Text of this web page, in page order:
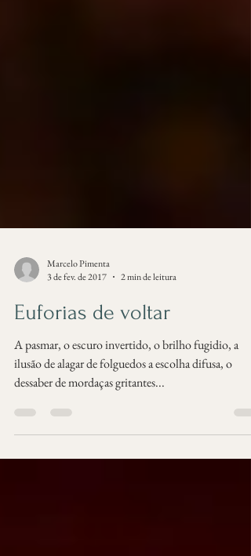
3 de fev. de 2017
2 min de leitura
Euforias de voltar
A pasmar, o escuro invertido, o brilho fugidio, a
dessaber de mordaças gritantes...